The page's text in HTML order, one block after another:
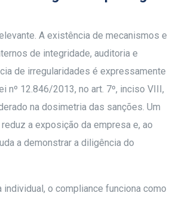
A existência de mecanismos e
de integridade, auditoria e
de irregularidades é expressamente
nº 12.846/2013, no art. 7º, inciso VIII,
na dosimetria das sanções. Um
a exposição da empresa e, ao
a demonstrar a diligência do
individual, o compliance funciona como